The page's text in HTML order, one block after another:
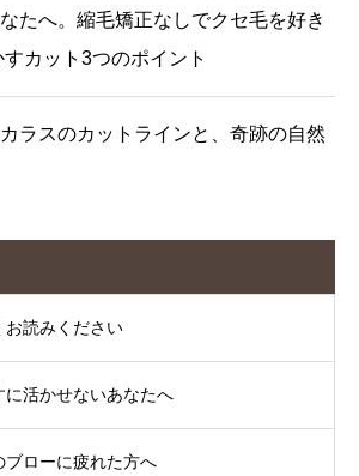
たへ。縮毛矯正なしでクセ毛を好き
カット3つのポイント
ラスのカットラインと、奇跡の自然
読みください
活かせないあなたへ
ローに疲れた方へ